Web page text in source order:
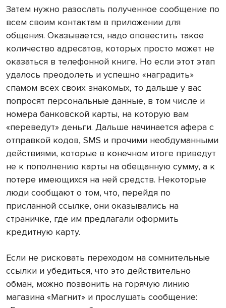
Затем нужно разослать полученное сообщение по
всем своим контактам в приложении для
общения. Оказывается, надо оповестить такое
количество адресатов, которых просто может не
оказаться в телефонной книге. Но если этот этап
удалось преодолеть и успешно «наградить»
спамом всех своих знакомых, то дальше у вас
попросят персональные данные, в том числе и
номера банковской карты, на которую вам
«переведут» деньги. Дальше начинается афера с
отправкой кодов, SMS и прочими необдуманными
действиями, которые в конечном итоге приведут
не к пополнению карты на обещанную сумму, а к
потере имеющихся на ней средств. Некоторые
люди сообщают о том, что, перейдя по
присланной ссылке, они оказывались на
страничке, где им предлагали оформить
кредитную карту.
Если не рисковать переходом на сомнительные
ссылки и убедиться, что это действительно
обман, можно позвонить на горячую линию
магазина «Магнит» и прослушать сообщение: